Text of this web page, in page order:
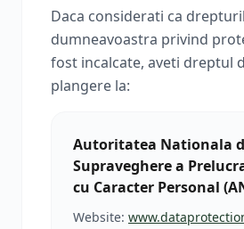
Daca considerati ca
dumneavoastra privind
fost incalcate, aveti dreptul
plangere la:
Autoritatea Nationala
Supraveghere a
cu Caracter Personal
Website: